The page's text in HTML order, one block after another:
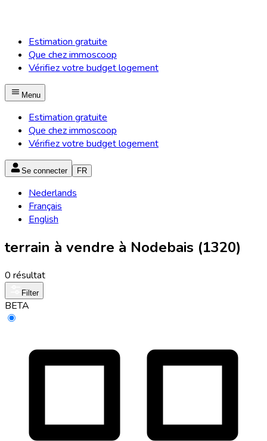
Estimation gratuite
Que chez immoscoop
Vérifiez votre budget logement
Menu
Estimation gratuite
Que chez immoscoop
Vérifiez votre budget logement
Se connecter FR
Nederlands
Français
English
terrain à vendre à Nodebais (1320)
0 résultat
Filter
BETA